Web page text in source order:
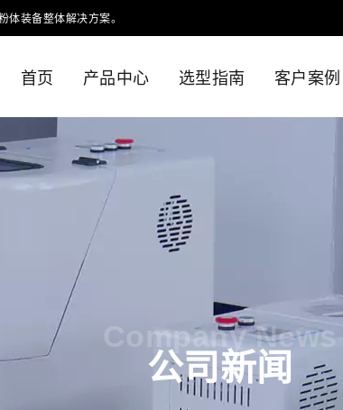
装备整体解决方案。
首页 产品中心 选型指南 客户案例
公司新闻
Company News